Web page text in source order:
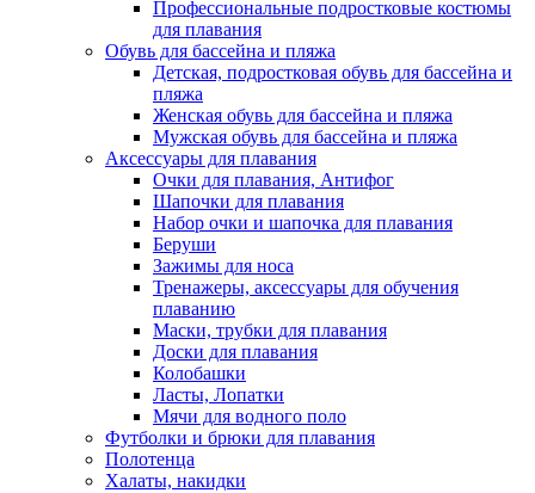
Профессиональные подростковые костюмы
для плавания
Обувь для бассейна и пляжа
Детская, подростковая обувь для бассейна и
пляжа
Женская обувь для бассейна и пляжа
Мужская обувь для бассейна и пляжа
Аксессуары для плавания
Очки для плавания, Антифог
Шапочки для плавания
Набор очки и шапочка для плавания
Беруши
Зажимы для носа
Тренажеры, аксессуары для обучения
плаванию
Маски, трубки для плавания
Доски для плавания
Колобашки
Ласты, Лопатки
Мячи для водного поло
Футболки и брюки для плавания
Полотенца
Халаты, накидки